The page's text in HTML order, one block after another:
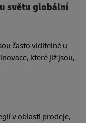
světu globální
často viditelné u
které již jsou,
v oblasti prodeje,